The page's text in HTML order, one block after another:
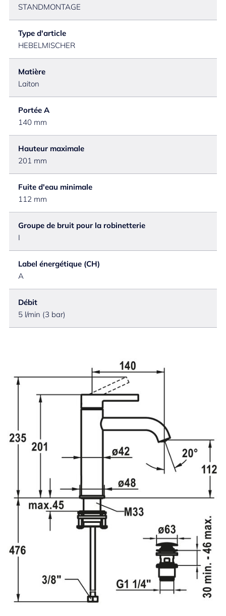
STANDMONTAGE
Type d'article
HEBELMISCHER
Matière
Laiton
Portée A
140 mm
Hauteur maximale
201 mm
Fuite d'eau minimale
112 mm
Groupe de bruit pour la robinetterie
I
Label énergétique (CH)
A
Débit
5 l/min (3 bar)